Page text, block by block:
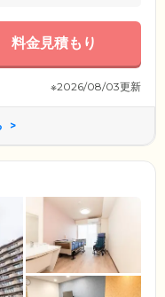
料金見積もり
※2026/08/03更新